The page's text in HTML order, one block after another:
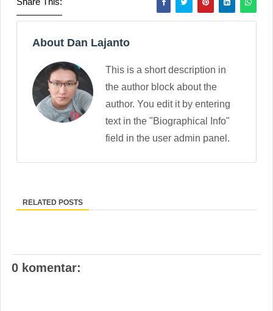
About Dan Lajanto
This is a short description in
the author block about the
author. You edit it by entering
text in the "Biographical Info"
field in the user admin panel.
RELATED POSTS
0 komentar: